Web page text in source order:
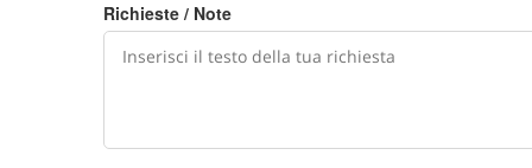
Richieste / Note